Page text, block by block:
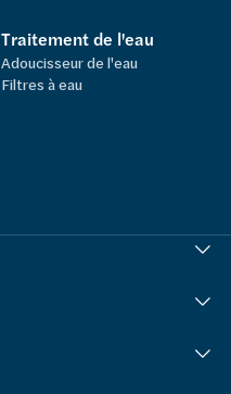
Traitement de l'eau
Adoucisseur de l'eau
Filtres à eau